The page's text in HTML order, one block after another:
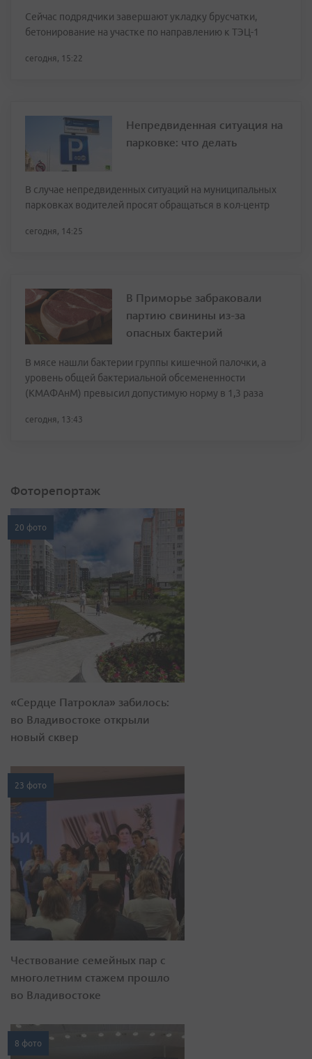
Сейчас подрядчики завершают укладку брусчатки,
бетонирование на участке по направлению к ТЭЦ-1
сегодня, 15:22
Непредвиденная ситуация на
парковке: что делать
В случае непредвиденных ситуаций на муниципальных
парковках водителей просят обращаться в кол-центр
сегодня, 14:25
В Приморье забраковали
партию свинины из-за
опасных бактерий
В мясе нашли бактерии группы кишечной палочки, а
уровень общей бактериальной обсемененности
(КМАФАнМ) превысил допустимую норму в 1,3 раза
сегодня, 13:43
Фоторепортаж
20 фото
«Сердце Патрокла» забилось:
во Владивостоке открыли
новый сквер
23 фото
Чествование семейных пар с
многолетним стажем прошло
во Владивостоке
8 фото